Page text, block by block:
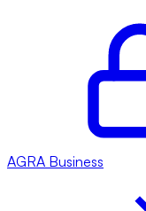
AGRA Business